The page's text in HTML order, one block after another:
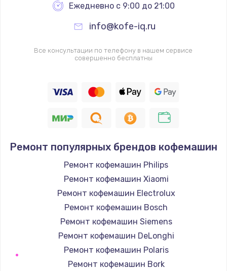
Ежедневно с 9:00 до 21:00
info@kofe-iq.ru
Все консультации по телефону в нашем сервисе
совершенно бесплатны
Ремонт популярных брендов кофемашин
Ремонт кофемашин Philips
Ремонт кофемашин Xiaomi
Ремонт кофемашин Electrolux
Ремонт кофемашин Bosch
Ремонт кофемашин Siemens
Ремонт кофемашин DeLonghi
Ремонт кофемашин Polaris
Ремонт кофемашин Bork